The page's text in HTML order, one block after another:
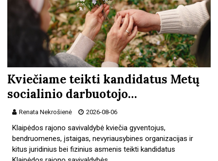
Kviečiame teikti kandidatus Metų
socialinio darbuotojo…
Renata Nekrošienė 2026-08-06
Klaipėdos rajono savivaldybė kviečia gyventojus,
bendruomenes, įstaigas, nevyriausybines organizacijas ir
kitus juridinius bei fizinius asmenis teikti kandidatus